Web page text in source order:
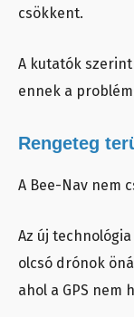
csökkent.
A kutatók
ennek a
Rengeteg
A Bee-Nav nem
Az új
olcsó drónok
ahol a GPS nem